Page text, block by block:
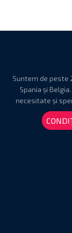
Suntem de peste
Spania și
necesitate și